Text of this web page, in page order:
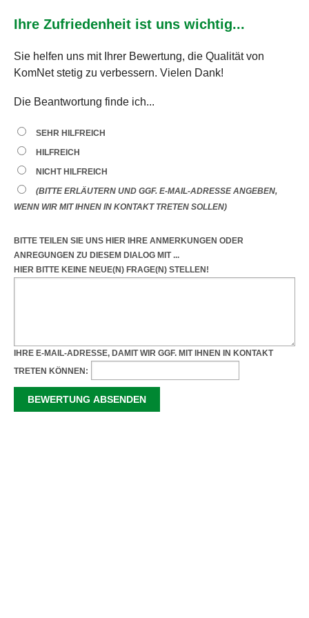
Ihre Zufriedenheit ist uns wichtig...
Sie helfen uns mit Ihrer Bewertung, die Qualität von
KomNet stetig zu verbessern. Vielen Dank!
Die Beantwortung finde ich...
SEHR HILFREICH
HILFREICH
NICHT HILFREICH
(BITTE ERLÄUTERN UND GGF. E-MAIL-ADRESSE ANGEBEN,
WENN WIR MIT IHNEN IN KONTAKT TRETEN SOLLEN)
BITTE TEILEN SIE UNS HIER IHRE ANMERKUNGEN ODER
ANREGUNGEN ZU DIESEM DIALOG MIT ...
HIER BITTE KEINE NEUE(N) FRAGE(N) STELLEN!
IHRE E-MAIL-ADRESSE, DAMIT WIR GGF. MIT IHNEN IN KONTAKT
TRETEN KÖNNEN: